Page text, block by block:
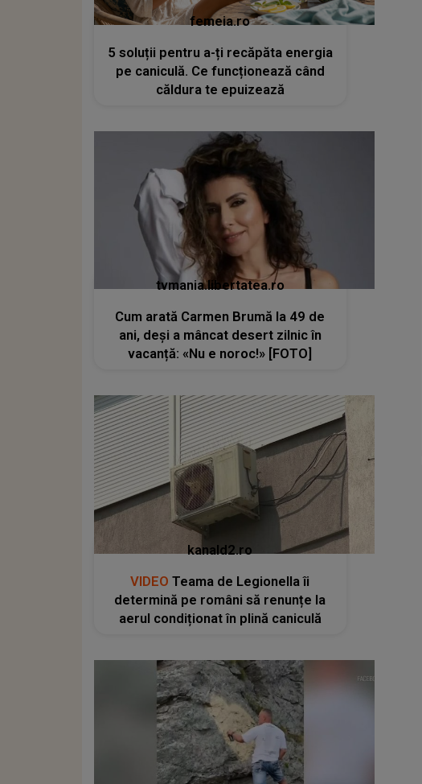
femeia.ro
5 soluții pentru a-ți recăpăta energia
pe caniculă. Ce funcționează când
căldura te epuizează
tvmania.libertatea.ro
Cum arată Carmen Brumă la 49 de
ani, deși a mâncat desert zilnic în
vacanță: «Nu e noroc!» [FOTO]
kanald2.ro
VIDEO Teama de Legionella îi
determină pe români să renunțe la
aerul condiționat în plină caniculă